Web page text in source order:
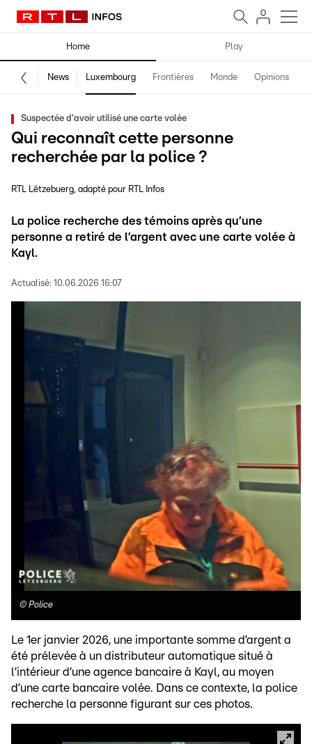
Home Play
News Luxembourg Frontières Monde Opinions
Suspectée d'avoir utilisé une carte volée
Qui reconnaît cette personne
recherchée par la police ?
RTL Lëtzebuerg adapté pour RTL Infos
La police recherche des témoins après qu’une
personne a retiré de l’argent avec une carte volée à
Kayl.
Actualisé: 10.06.2026 16:07
© Police
Le 1er janvier 2026, une importante somme d’argent a
été prélevée à un distributeur automatique situé à
l’intérieur d’une agence bancaire à Kayl, au moyen
d’une carte bancaire volée. Dans ce contexte, la police
recherche la personne figurant sur ces photos.